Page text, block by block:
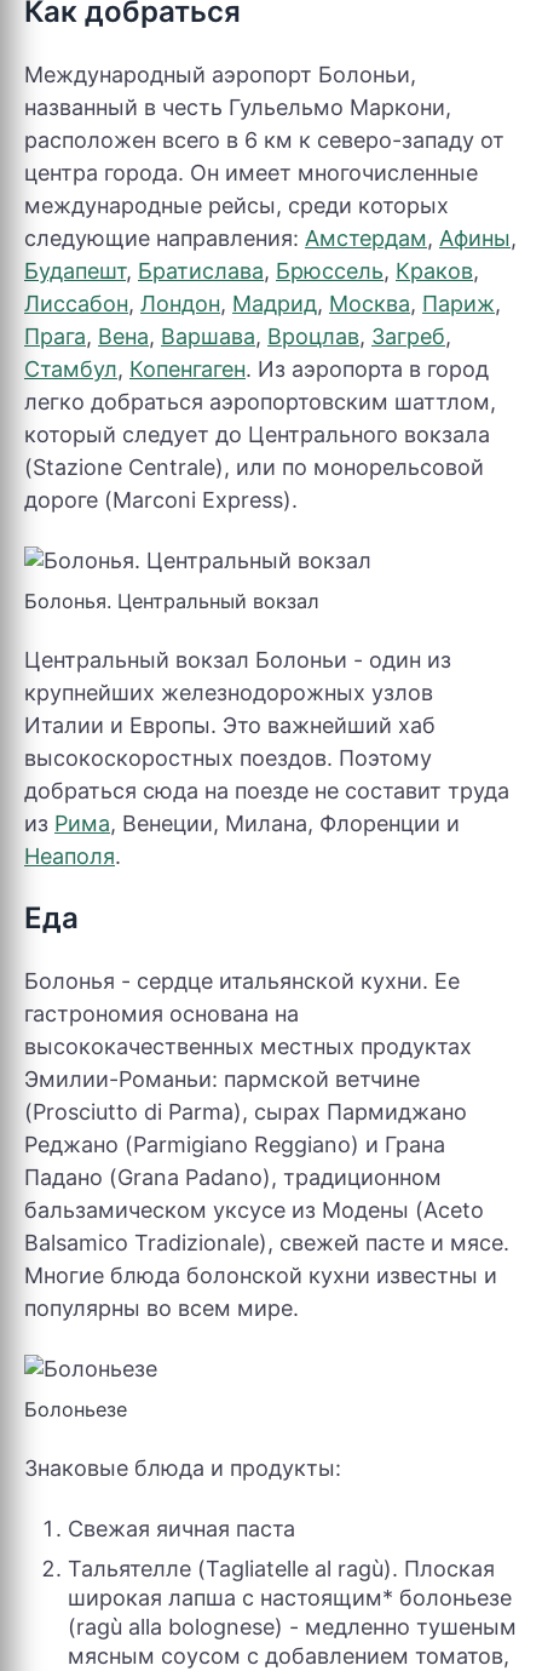
Как добраться
Международный аэропорт Болоньи,
названный в честь Гульельмо Маркони,
расположен всего в 6 км к северо-западу от
центра города. Он имеет многочисленные
международные рейсы, среди которых
следующие направления: Амстердам, Афины,
Будапешт, Братислава, Брюссель, Краков,
Лиссабон, Лондон, Мадрид, Москва, Париж,
Прага, Вена, Варшава, Вроцлав, Загреб,
Стамбул, Копенгаген. Из аэропорта в город
легко добраться аэропортовским шаттлом,
который следует до Центрального вокзала
(Stazione Centrale), или по монорельсовой
дороге (Marconi Express).
Болонья. Центральный вокзал
Центральный вокзал Болоньи - один из
крупнейших железнодорожных узлов
Италии и Европы. Это важнейший хаб
высокоскоростных поездов. Поэтому
добраться сюда на поезде не составит труда
из Рима, Венеции, Милана, Флоренции и
Неаполя.
Еда
Болонья - сердце итальянской кухни. Ее
гастрономия основана на
высококачественных местных продуктах
Эмилии-Романьи: пармской ветчине
(Prosciutto di Parma), сырах Пармиджано
Реджано (Parmigiano Reggiano) и Грана
Падано (Grana Padano), традиционном
бальзамическом уксусе из Модены (Aceto
Balsamico Tradizionale), свежей пасте и мясе.
Многие блюда болонской кухни известны и
популярны во всем мире.
Болоньезе
Знаковые блюда и продукты:
Свежая яичная паста
Тальятелле (Tagliatelle al ragù). Плоская
широкая лапша с настоящим* болоньезе
(ragù alla bolognese) - медленно тушеным
мясным соусом с добавлением томатов,